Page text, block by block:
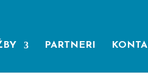
PARTNERI